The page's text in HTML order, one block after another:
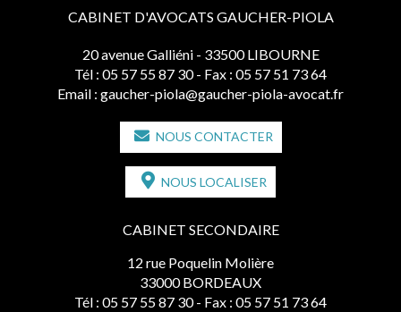
CABINET D'AVOCATS GAUCHER-PIOLA
20 avenue Galliéni - 33500 LIBOURNE
Tél : 05 57 55 87 30 - Fax : 05 57 51 73 64
Email : gaucher-piola@gaucher-piola-avocat.fr
NOUS CONTACTER
NOUS LOCALISER
CABINET SECONDAIRE
12 rue Poquelin Molière
33000 BORDEAUX
Tél : 05 57 55 87 30 - Fax : 05 57 51 73 64